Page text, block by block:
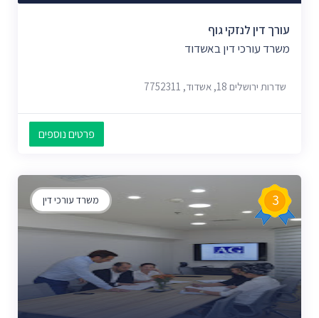
עורך דין לנזקי גוף
משרד עורכי דין באשדוד
שדרות ירושלים 18, אשדוד, 7752311
פרטים נוספים
משרד עורכי דין 3